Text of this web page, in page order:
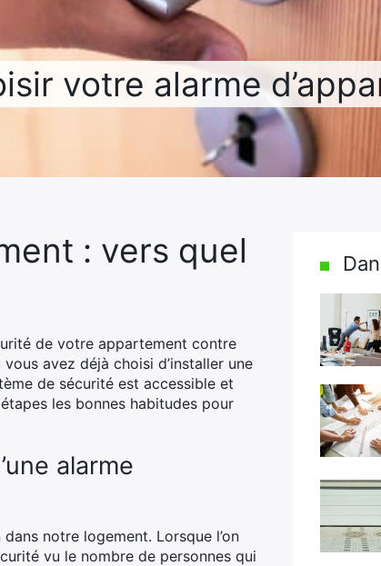
votre alarme
: vers quel
de votre appartement contre
avez déjà choisi d’installer une
de sécurité est accessible et
les bonnes habitudes pour
alarme
notre logement. Lorsque l’on
vu le nombre de personnes qui